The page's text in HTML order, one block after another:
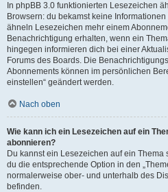
In phpBB 3.0 funktionierten Lesezeichen
Browsern: du bekamst keine
ähneln Lesezeichen mehr einem
Benachrichtigung erhalten, wenn ein
hingegen informieren dich bei einer
Forums des Boards. Die
Abonnements können im persönlichen
einstellen“ geändert werden.
Nach oben
Wie kann ich ein Lesezeichen auf ein
abonnieren?
Du kannst ein Lesezeichen auf ein
du die entsprechende Option in den
normalerweise ober- und unterhalb des
befinden.